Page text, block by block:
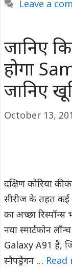
Leave a
जानिए
होगा
जानिए
October 13,
दक्षिण कोरिया
सीरीज के तहत कई
का अच्छा
नया स्मार्टफोन
Galaxy A91 है,
स्नैपड्रैगन … Read